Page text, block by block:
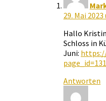
29. Mai
Hallo
Schloss in
Juni:
page_id=131
Antworten